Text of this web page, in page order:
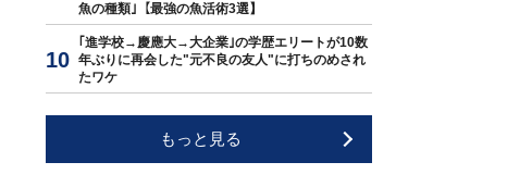
魚の種類｣【最強の魚活術3選】
｢進学校→慶應大→大企業｣の学歴エリートが10数
年ぶりに再会した"元不良の友人"に打ちのめされ
たワケ
もっと見る